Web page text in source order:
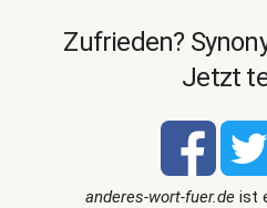
Zufrieden?
Jetzt
anderes-wort-fuer.deist